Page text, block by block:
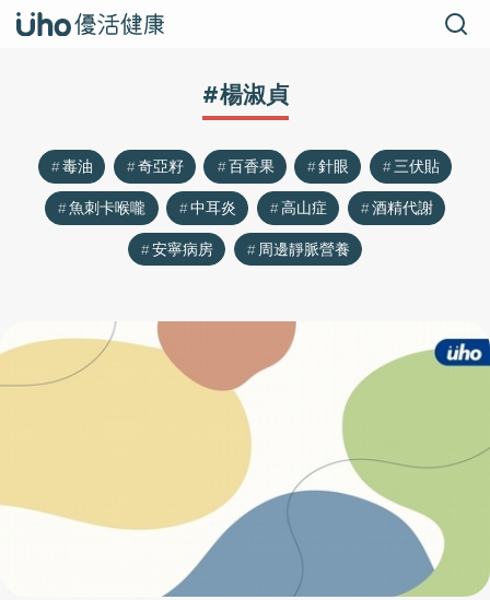
#楊淑貞
毒油 奇亞籽 百香果 針眼
三伏貼
魚刺卡喉嚨
中耳炎 高山症
酒精代謝
安寧病房
周邊靜脈營養